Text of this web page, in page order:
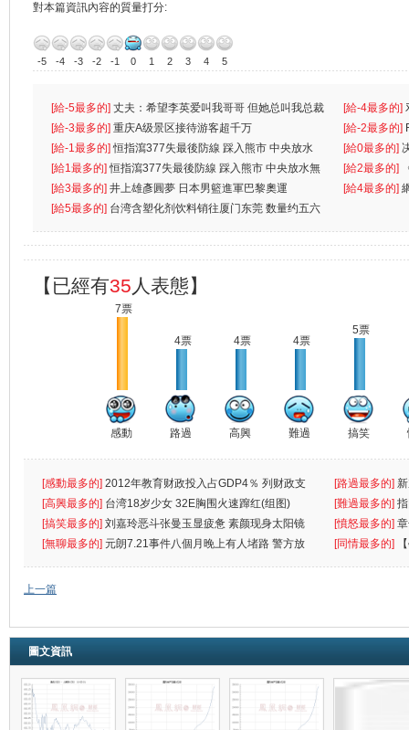
對本篇資訊內容的質量打分:
-5 -4 -3 -2 -1 0 1 2 3 4 5
[給-5最多的] 丈夫：希望李英爱叫我哥哥 但她总叫我总裁
先
[給-4最多的]
离
[給-3最多的] 重庆A级景区接待游客超千万 [給-2最多的]
[給-1最多的]恒指瀉377失最後防線 踩入熊市 中央放水
無
[給0最多的]
[給1最多的]恒指瀉377失最後防線 踩入熊市 中央放水無 [給2最多的]
[給3最多的] 井上雄彥圓夢 日本男籃進軍巴黎奧運 [給4最多的]
[給5最多的] 台湾含塑化剂饮料销往厦门东莞 数量约五六
【已經有35 人表態】
7票
感動
4票
路過
4票
高興
4票
難過
5票
搞笑
[感動最多的] 2012年教育财政投入占GDP4％ 列财政支
出首位
[路過最多的]
[高興最多的] 台湾18岁少女 32E胸围火速蹿红(组图) [難過最多的]
罪
[搞笑最多的] 刘嘉玲恶斗张曼玉显疲惫 素颜现身太阳镜
遮
[憤怒最多的]
[無聊最多的] 元朗7.21事件八個月晚上有人堵路 警方放
催
[同情最多的]
敗
上一篇
圖文資訊